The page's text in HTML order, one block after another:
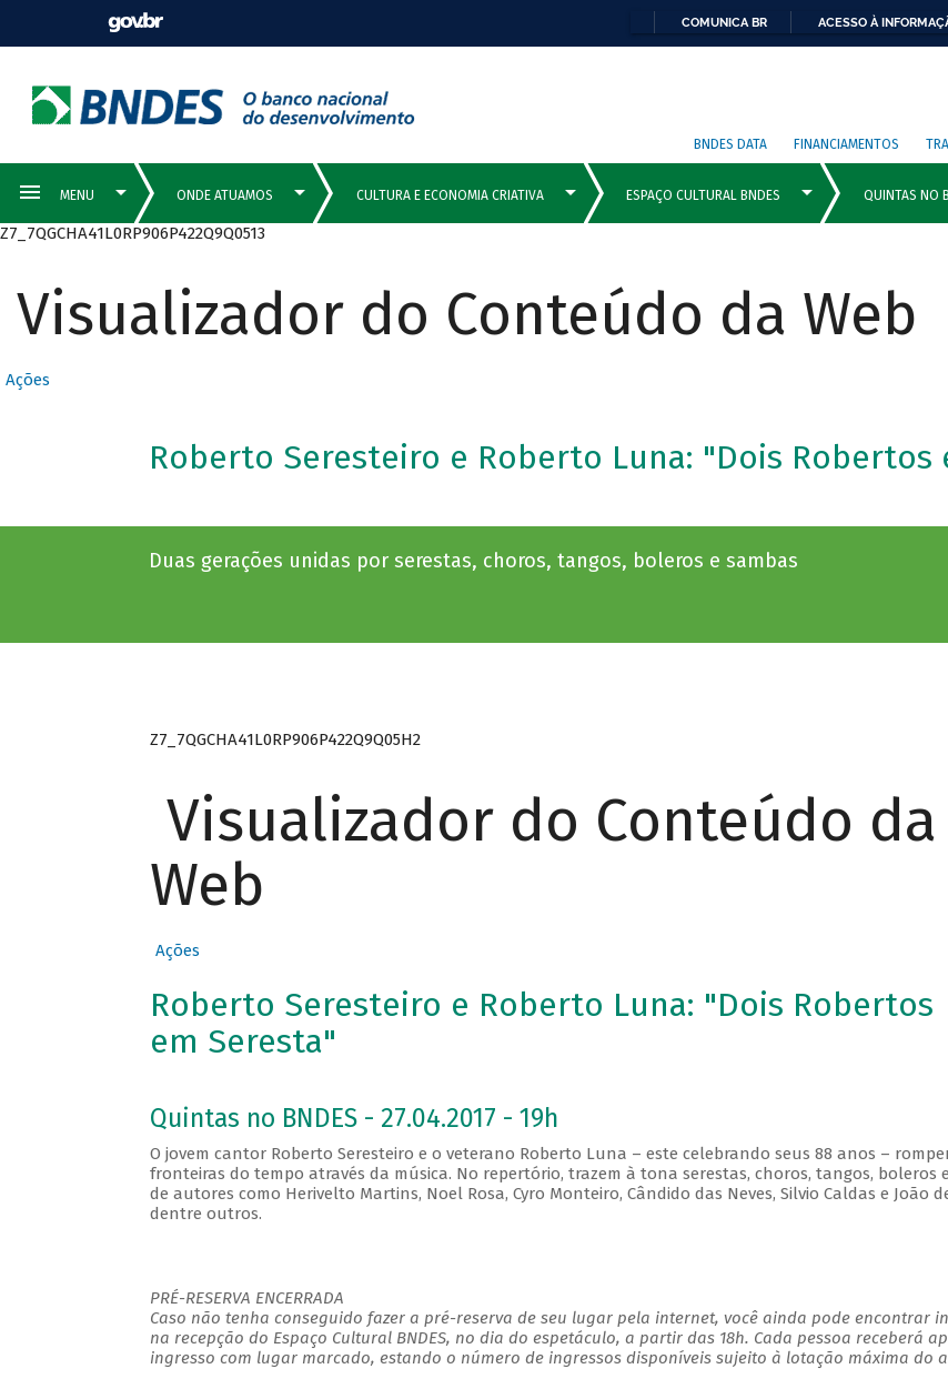
COMUNICA BR ACESSO À
BNDES DATA FINANCIAMENTOS
Z7_7QGCHA41L0RP906P422Q9Q0513
Visualizador do Conteúdo da Web
Ações
Roberto Seresteiro e Roberto Luna: "Dois Robertos
Duas gerações unidas por serestas, choros, tangos, boleros e sambas
Z7_7QGCHA41L0RP906P422Q9Q05H2
Visualizador do Conteúdo da
Web
Ações
Roberto Seresteiro e Roberto Luna: "Dois Robertos
em Seresta"
Quintas no BNDES - 27.04.2017 - 19h
O jovem cantor Roberto Seresteiro e o veterano Roberto Luna – este celebrando seus 88 anos –
fronteiras do tempo através da música. No repertório, trazem à tona serestas, choros, tangos, boleros
de autores como Herivelto Martins, Noel Rosa, Cyro Monteiro, Cândido das Neves, Silvio Caldas e João
dentre outros.
PRÉ-RESERVA ENCERRADA
Caso não tenha conseguido fazer a pré-reserva de seu lugar pela internet, você ainda pode encontrar
na recepção do Espaço Cultural BNDES, no dia do espetáculo, a partir das 18h. Cada pessoa receberá
ingresso com lugar marcado, estando o número de ingressos disponíveis sujeito à lotação máxima do